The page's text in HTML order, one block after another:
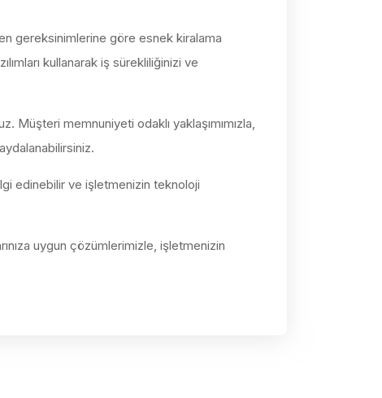
gereksinimlerine göre esnek kiralama
kullanarak iş sürekliliğinizi ve
Müşteri memnuniyeti odaklı yaklaşımımızla,
edinebilir ve işletmenizin teknoloji
uygun çözümlerimizle, işletmenizin